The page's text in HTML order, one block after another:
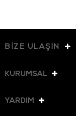
BİZE ULAŞIN
KURUMSAL
YARDIM